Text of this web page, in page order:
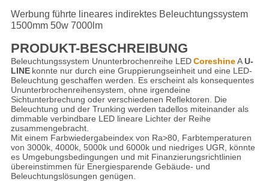
Werbung führte lineares indirektes Beleuchtungssystem
1500mm 50w 7000lm
PRODUKT-BESCHREIBUNG
Beleuchtungssystem Ununterbrochenreihe LEDCoreshineAU-
LINE konnte nur durch eine Gruppierungseinheit und eine LED-
Beleuchtung geschaffen werden. Es erscheint als konsequentes
Ununterbrochenreihensystem, ohne irgendeine
Sichtunterbrechung oder verschiedenen Reflektoren. Die
Beleuchtung und der Trunking werden tadellos miteinander als
dimmable verbindbare LED lineare Lichter der Reihe
zusammengebracht.
Mit einem Farbwiedergabeindex von Ra>80, Farbtemperaturen
von 3000k, 4000k, 5000k und 6000k und niedriges UGR, könnte
es Umgebungsbedingungen und mit Finanzierungsrichtlinien
übereinstimmen für Energiesparende Gebäude- und
Beleuchtungslösungen genügen.